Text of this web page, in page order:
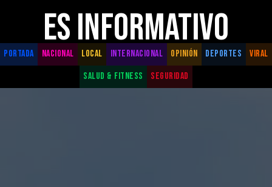
ES INFORMATIVO
PORTADA NACIONAL LOCAL INTERNACIONAL OPINIÓN DEPORTES
VIRAL
SALUD & FITNESS
SEGURIDAD